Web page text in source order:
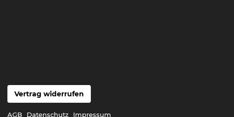
Vertrag widerrufen
AGB Datenschutz Impressum